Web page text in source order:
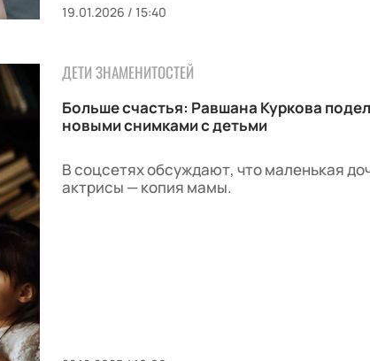
19.01.2026 / 15:40
ДЕТИ ЗНАМЕНИТОСТЕЙ
Больше счастья: Равшана Куркова
новыми снимками с детьми
В соцсетях обсуждают, что маленькая
актрисы — копия мамы.